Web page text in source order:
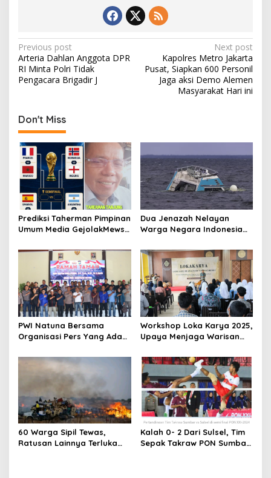
P
o
s
n
a
v
i
g
a
t
i
o
Previous post
Arteria Dahlan Anggota DPR
RI Minta Polri Tidak
Pengacara Brigadir J
Next post
Kapolres Metro Jakarta
Pusat, Siapkan 600 Personil
Jaga aksi Demo Alemen
Masyarakat Hari ini
Don't Miss
Prediksi Taherman Pimpinan
Umum Media GejolakMews,
Semi Final Piala Dunia
Tahun 2026
Dua Jenazah Nelayan
Warga Negara Indonesia
Kapal di Protugal
PWI Natuna Bersama
Organisasi Pers Yang Ada
Terimaksih Dan Apresiasi
Atas Kegiatan Ramah-
Tamah silatuhrahim, Polres
Natuna dan Insan Pers
Workshop Loka Karya 2025,
Upaya Menjaga Warisan
Kepunahan
60 Warga Sipil Tewas,
Ratusan Lainnya Terluka
Kalah 0- 2 Dari Sulsel, Tim
Sepak Takraw PON Sumbar